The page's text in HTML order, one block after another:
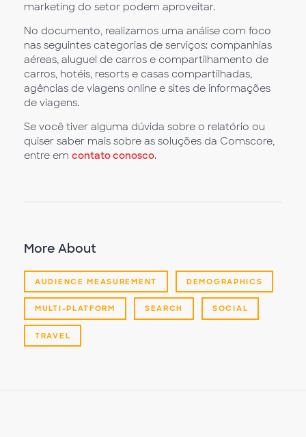
marketing do setor podem aproveitar.
No documento, realizamos uma análise com foco
nas seguintes categorias de serviços: companhias
aéreas, aluguel de carros e compartilhamento de
carros, hotéis, resorts e casas compartilhadas,
agências de viagens online e sites de informações
de viagens.
Se você tiver alguma dúvida sobre o relatório ou
quiser saber mais sobre as soluções da Comscore,
entre em contato conosco.
More About
AUDIENCE MEASUREMENT DEMOGRAPHICS
MULTI-PLATFORM SEARCH SOCIAL
TRAVEL